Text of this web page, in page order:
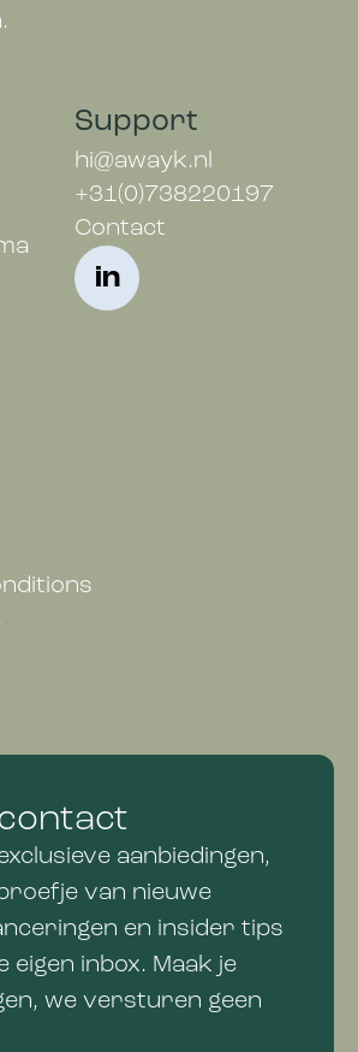
Support
hi@awayk.nl
+31(0)738220197
Contact
in
aanbiedingen,
van nieuwe
en insider tips
eigen inbox. Maak je
we versturen geen